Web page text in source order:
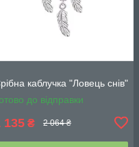
каблучка "Ловець снів"
до відправки
135 ₴ 2 064 ₴